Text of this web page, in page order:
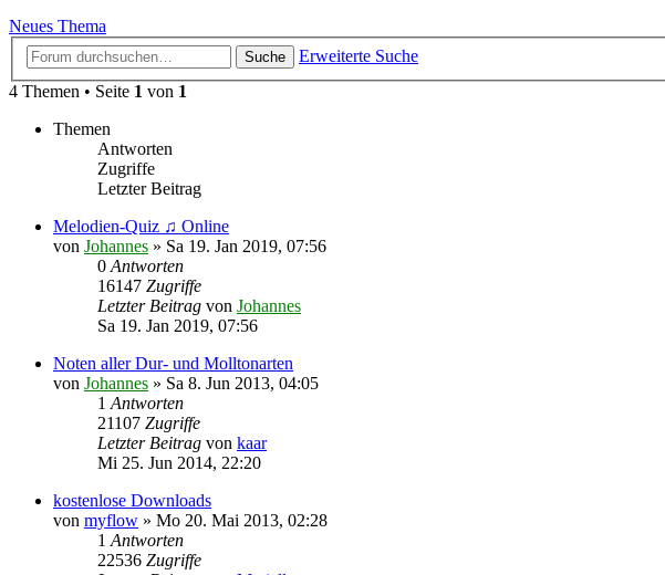
Neues Thema
Suche
Erweiterte Suche
4 Themen • Seite 1 von 1
Themen
Antworten
Zugriffe
Letzter Beitrag
Melodien-Quiz ♫ Online
von Johannes » Sa 19. Jan 2019, 07:56
0 Antworten
16147 Zugriffe
Letzter Beitrag von Johannes
Sa 19. Jan 2019, 07:56
Noten aller Dur- und Molltonarten
von Johannes » Sa 8. Jun 2013, 04:05
1 Antworten
21107 Zugriffe
Letzter Beitrag von kaar
Mi 25. Jun 2014, 22:20
kostenlose Downloads
von myflow » Mo 20. Mai 2013, 02:28
1 Antworten
22536 Zugriffe